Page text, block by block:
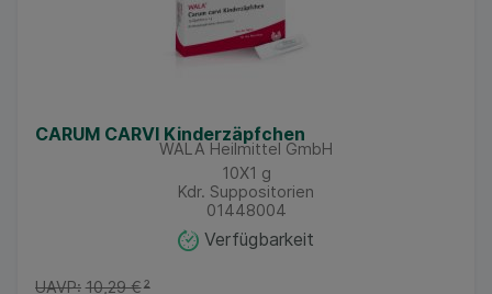
CARUM CARVI Kinderzäpfchen
WALA Heilmittel GmbH
10X1 g
Kdr. Suppositorien
01448004
Verfügbarkeit
UAVP: 10,29 €²